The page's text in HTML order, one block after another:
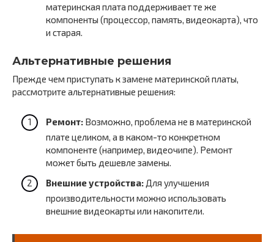
материнская плата поддерживает те же
компоненты (процессор, память, видеокарта), что
и старая.
Альтернативные решения
Прежде чем приступать к замене материнской платы,
рассмотрите альтернативные решения:
Ремонт: Возможно, проблема не в материнской
плате целиком, а в каком-то конкретном
компоненте (например, видеочипе). Ремонт
может быть дешевле замены.
Внешние устройства: Для улучшения
производительности можно использовать
внешние видеокарты или накопители.